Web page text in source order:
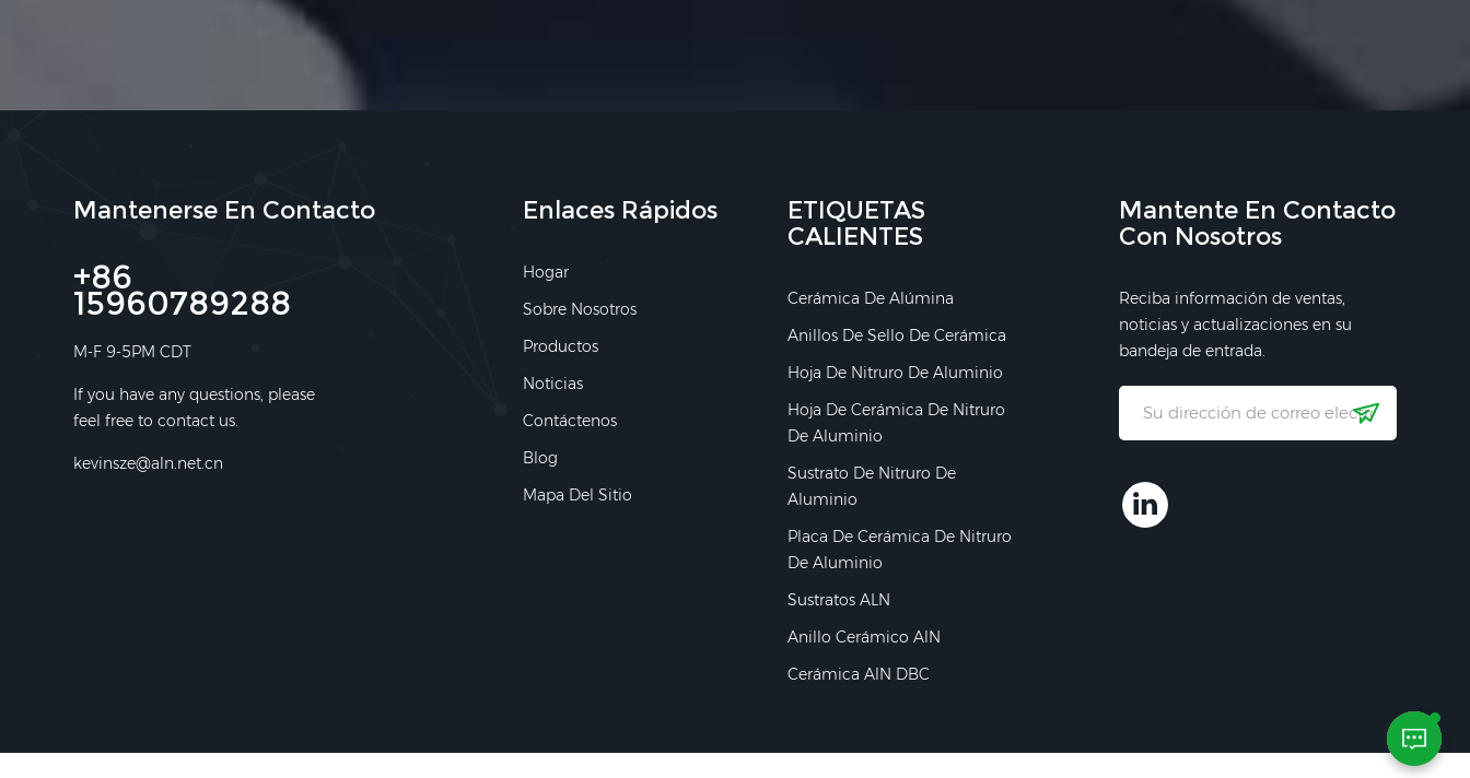
Mantenerse En Contacto
+86
15960789288
M-F 9-5PM CDT
If you have any questions, please
feel free to contact us.
kevinsze@aln.net.cn
Enlaces Rápidos
Hogar
Sobre Nosotros
Productos
Noticias
Contáctenos
Blog
Mapa Del Sitio
ETIQUETAS
CALIENTES
Cerámica De Alúmina
Anillos De Sello De Cerámica
Hoja De Nitruro De Aluminio
Hoja De Cerámica De Nitruro
De Aluminio
Sustrato De Nitruro De
Aluminio
Placa De Cerámica De Nitruro
De Aluminio
Sustratos ALN
Anillo Cerámico AlN
Cerámica AlN DBC
Mantente En Contacto
Con Nosotros
Reciba información de ventas,
noticias y actualizaciones en su
bandeja de entrada.